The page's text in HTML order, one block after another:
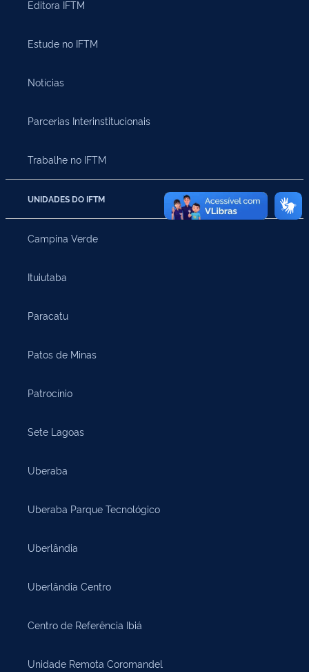
Editora IFTM
Estude no IFTM
Notícias
Parcerias Interinstitucionais
Trabalhe no IFTM
UNIDADES DO IFTM
Campina Verde
Ituiutaba
Paracatu
Patos de Minas
Patrocínio
Sete Lagoas
Uberaba
Uberaba Parque Tecnológico
Uberlândia
Uberlândia Centro
Centro de Referência Ibiá
Unidade Remota Coromandel